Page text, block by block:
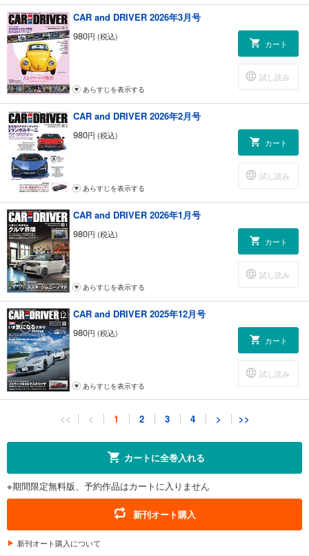
プレゼント
気になる情報
新製品ガイド
CAR and DRIVER 公式オンラインストアのお知らせ
BEV市場の展望と世界の動き 補助金制度の現状について （ドライバーズ
インフォメーション）
世界のセールスオピニオン 米国カリフォルニア州の新車販売の現在と未
来の傾向 （ドライバーズインフォメーション）
ホンダとGMの合弁会社がFCEV技術を新展開 新たなシステムの量産を開
始 （ドライバーズインフォメーション）
パリっ子はSUVがお嫌い!? SUVの駐車料金が3倍に 住民投票は規制派が
賛成多数 （ドライバーズインフォメーション）
資料のページ
新車価格表
毎日がモーターショー 森永卓郎のミニカーコラム トヨタbZ4X
【新型車攻略法】ホンダ・オデッセイ／渡辺陽一郎
ズバリひと言／定期購読のご案内／次号予告
CAR and DRIVER 2026年3月号
980円 (税込)
カート
試し読み
あらすじを表示する
CAR and DRIVER 2026年2月号
980円 (税込)
カート
試し読み
あらすじを表示する
CAR and DRIVER 2026年1月号
980円 (税込)
カート
試し読み
あらすじを表示する
CAR and DRIVER 2025年12月号
980円 (税込)
カート
試し読み
あらすじを表示する
CAR and DRIVER 2025年11月号
試し読み
あらすじを表示する
CAR and DRIVER 2025年10月号
980円 (税込)
<< < 1 2 3 4 > >>
カートに全巻入れる
※期間限定無料版、予約作品はカートに入りません
新刊オート購入
新刊オート購入について